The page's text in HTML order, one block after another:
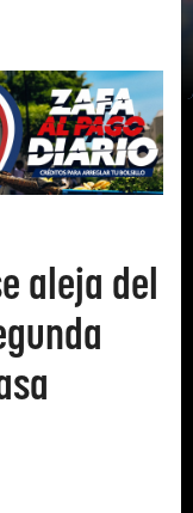
aleja del